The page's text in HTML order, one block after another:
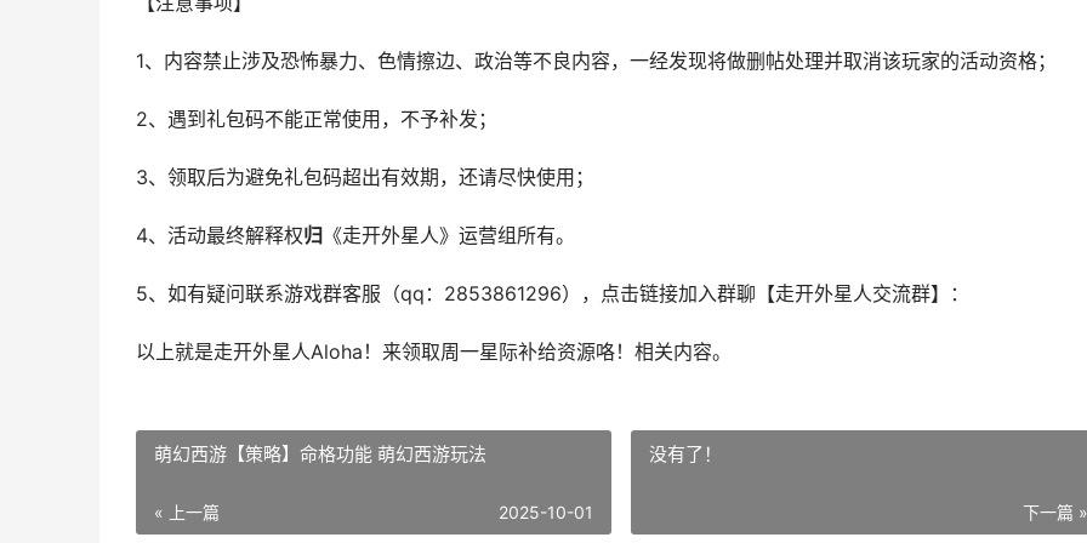
1、内容禁止涉及恐怖暴力、色情擦边、政治等不良内容，一经发现将做删帖处理并取消该玩家的活动资格；
2、遇到礼包码不能正常使用，不予补发；
3、领取后为避免礼包码超出有效期，还请尽快使用；
4、活动最终解释权归 《走开外星人》运营组所有。
5、如有疑问联系游戏群客服（qq：2853861296），点击链接加入群聊【走开外星人交流群】：
以上就是走开外星人Aloha！来领取周一星际补给资源咯！相关内容。
萌幻西游【策略】命格功能 萌幻西游玩法
« 上一篇 2025-10-01
没有了！
下一篇 »